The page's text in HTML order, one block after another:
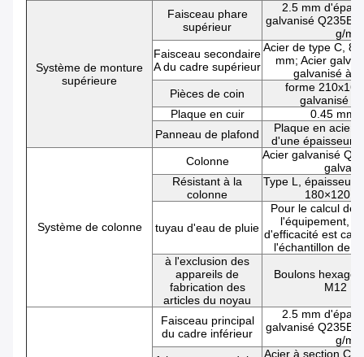
Système de monture
supérieure
Faisceau phare
supérieur
2.5 mm
galvanisé Q235B,
g/m2
Faisceau secondaire
A du cadre supérieur
Acier de type C,
mm; Acier
galvanisé à
Pièces de coin
forme
galvanisé
Plaque en cuir
0.45 mm
Panneau de plafond
Plaque en acier
d'une épaisseur
Système de colonne
Colonne
Acier galvanisé
Résistant à la
colonne
Type L, épaisseur
tuyau d'eau de pluie
Pour le calcul de
l'équipement,
d'efficacité est
l'échantillon de
à l'exclusion des
appareils de
fabrication des
articles du noyau
Boulons
M12 ×
Faisceau principal
du cadre inférieur
2.5 mm
galvanisé Q235B,
g/m2
Acier à section C